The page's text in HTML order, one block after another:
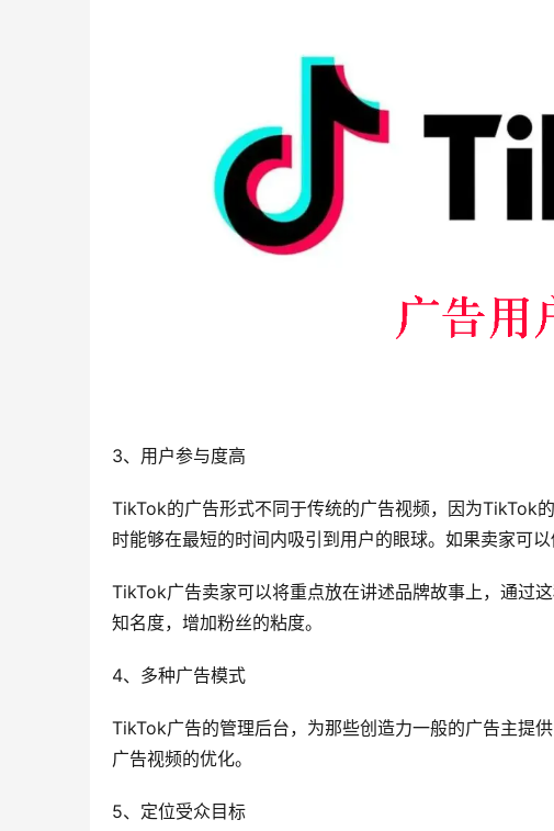
3、用户参与度高
TikTok的广告形式不同于传统的广告视频，因为TikTok
时能够在最短的时间内吸引到用户的眼球。如果卖家可
TikTok广告卖家可以将重点放在讲述品牌故事上，通过
知名度，增加粉丝的粘度。
4、多种广告模式
TikTok广告的管理后台，为那些创造力一般的广告主提
广告视频的优化。
5、定位受众目标